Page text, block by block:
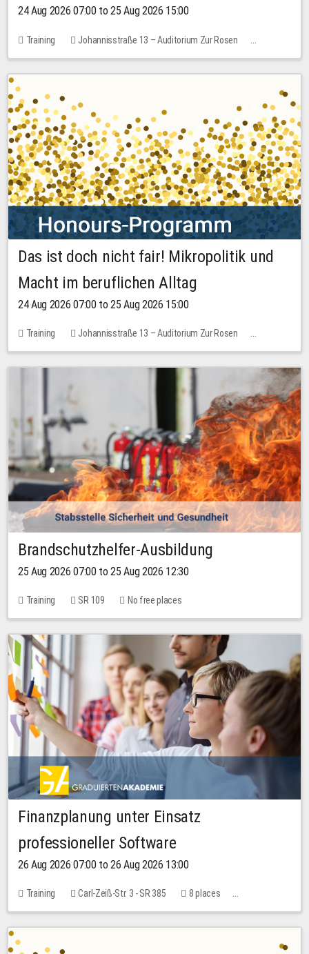
24 Aug 2026 07:00 to 25 Aug 2026 15:00
Training
Johannisstraße 13 – Auditorium Zur Rosen
1 place
30.00 EUR
Das ist doch nicht fair! Mikropolitik und
Macht im beruflichen Alltag
24 Aug 2026 07:00 to 25 Aug 2026 15:00
Training
Johannisstraße 13 – Auditorium Zur Rosen
No free places
Brandschutzhelfer-Ausbildung
25 Aug 2026 07:00 to 25 Aug 2026 12:30
Training SR 109 No free places
Finanzplanung unter Einsatz
professioneller Software
26 Aug 2026 07:00 to 26 Aug 2026 13:00
Training Carl-Zeiß-Str. 3 - SR 385
8 places
20.00 EUR